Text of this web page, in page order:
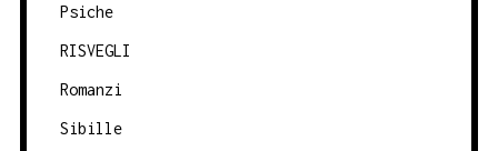
Psiche
RISVEGLI
Romanzi
Sibille